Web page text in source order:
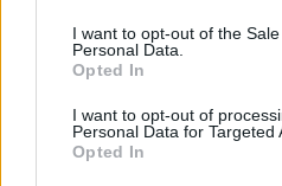
I want to opt-out of the
Personal Data.
Opted In
I want to opt-out of
Personal Data for Targeted
Opted In
Εγγραφείτε στο